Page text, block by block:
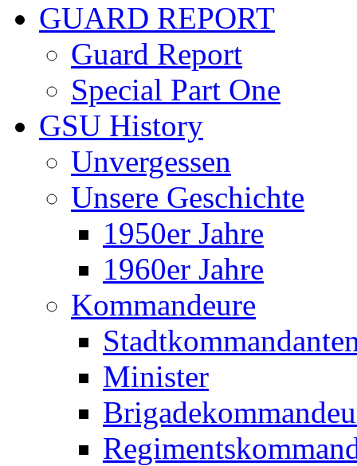
GUARD REPORT
Guard Report
Special Part One
GSU History
Unvergessen
Unsere Geschichte
1950er Jahre
1960er Jahre
Kommandeure
Minister